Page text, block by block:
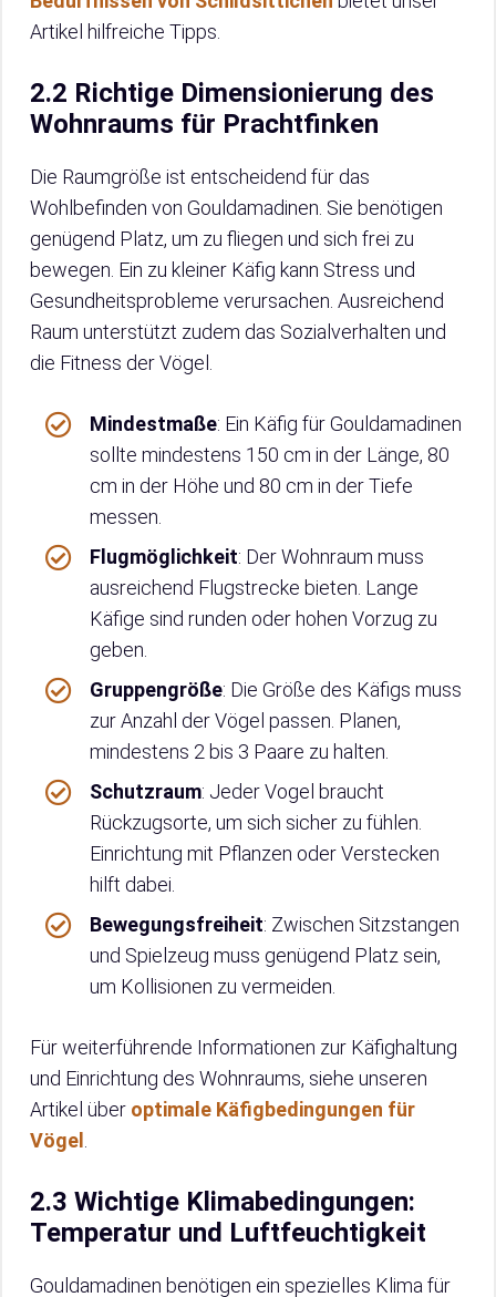
Artikel hilfreiche Tipps.
2.2 Richtige Dimensionierung des
Wohnraums für Prachtfinken
Die Raumgröße ist entscheidend für das
Wohlbefinden von Gouldamadinen. Sie benötigen
genügend Platz, um zu fliegen und sich frei zu
bewegen. Ein zu kleiner Käfig kann Stress und
Gesundheitsprobleme verursachen. Ausreichend
Raum unterstützt zudem das Sozialverhalten und
die Fitness der Vögel.
Mindestmaße: Ein Käfig für Gouldamadinen
sollte mindestens 150 cm in der Länge, 80
cm in der Höhe und 80 cm in der Tiefe
messen.
Flugmöglichkeit: Der Wohnraum muss
ausreichend Flugstrecke bieten. Lange
Käfige sind runden oder hohen Vorzug zu
geben.
Gruppengröße: Die Größe des Käfigs muss
zur Anzahl der Vögel passen. Planen,
mindestens 2 bis 3 Paare zu halten.
Schutzraum: Jeder Vogel braucht
Rückzugsorte, um sich sicher zu fühlen.
Einrichtung mit Pflanzen oder Verstecken
hilft dabei.
Bewegungsfreiheit: Zwischen Sitzstangen
und Spielzeug muss genügend Platz sein,
um Kollisionen zu vermeiden.
Für weiterführende Informationen zur Käfighaltung
und Einrichtung des Wohnraums, siehe unseren
Artikel über optimale Käfigbedingungen für
Vögel
2.3 Wichtige Klimabedingungen:
Temperatur und Luftfeuchtigkeit
Gouldamadinen benötigen ein spezielles Klima für